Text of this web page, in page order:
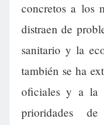
concretos a los
distraen de
sanitario y la
también se ha
oficiales y a la
prioridades